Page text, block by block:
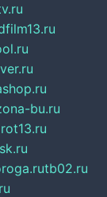
bu.ru
tb02.ru